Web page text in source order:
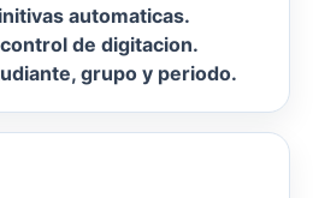
automaticas.
de digitacion.
grupo y periodo.